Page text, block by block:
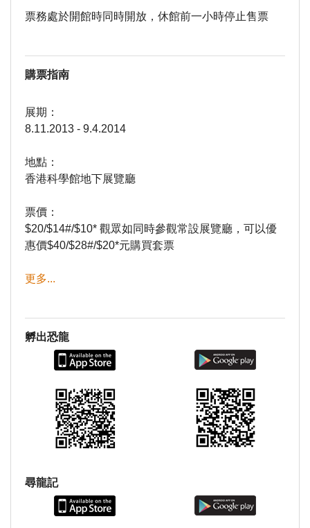
票務處於開館時同時開放，休館前一小時停止售票
購票指南
展期：
8.11.2013 - 9.4.2014
地點：
香港科學館地下展覽廳
票價：
$20/$14#/$10* 觀眾如同時參觀常設展覽廳，可以優
惠價$40/$28#/$20*元購買套票
更多...
孵出恐龍
尋龍記